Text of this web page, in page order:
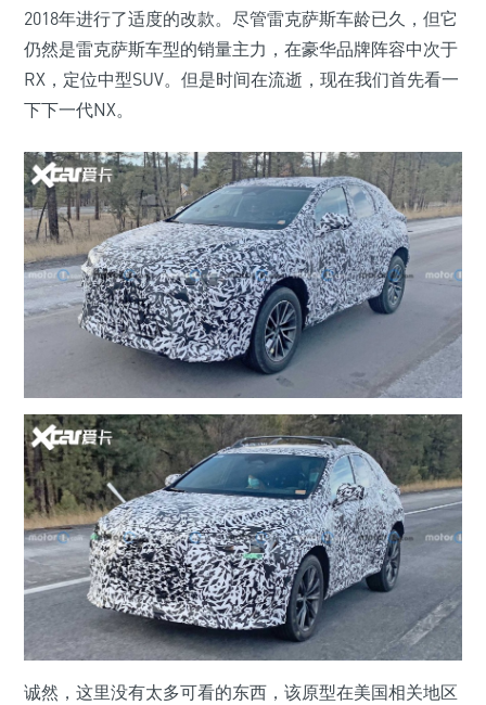
2018年进行了适度的改款。尽管雷克萨斯车龄已久，但它
仍然是雷克萨斯车型的销量主力，在豪华品牌阵容中次于
RX，定位中型SUV。但是时间在流逝，现在我们首先看一
下下一代NX。
诚然，这里没有太多可看的东西，该原型在美国相关地区